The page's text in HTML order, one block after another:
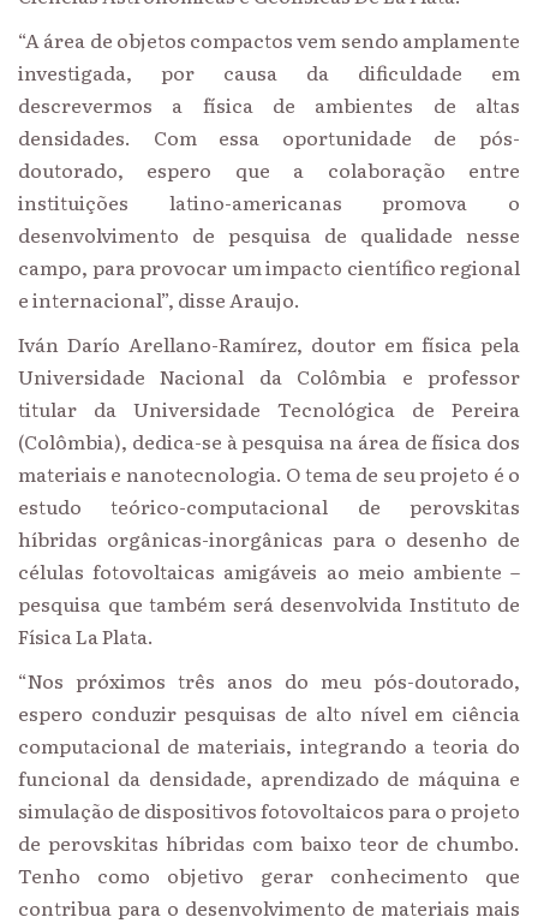
“A área de objetos compactos vem sendo amplamente
investigada, por causa da dificuldade em
descrevermos a física de ambientes de altas
densidades. Com essa oportunidade de pós-
doutorado, espero que a colaboração entre
instituições latino-americanas promova o
desenvolvimento de pesquisa de qualidade nesse
campo, para provocar um impacto científico regional
e internacional”, disse Araujo.
Iván Darío Arellano-Ramírez, doutor em física pela
Universidade Nacional da Colômbia e professor
titular da Universidade Tecnológica de Pereira
(Colômbia), dedica-se à pesquisa na área de física dos
materiais e nanotecnologia. O tema de seu projeto é o
estudo teórico-computacional de perovskitas
híbridas orgânicas-inorgânicas para o desenho de
células fotovoltaicas amigáveis ao meio ambiente –
pesquisa que também será desenvolvida Instituto de
Física La Plata.
“Nos próximos três anos do meu pós-doutorado,
espero conduzir pesquisas de alto nível em ciência
computacional de materiais, integrando a teoria do
funcional da densidade, aprendizado de máquina e
simulação de dispositivos fotovoltaicos para o projeto
de perovskitas híbridas com baixo teor de chumbo.
Tenho como objetivo gerar conhecimento que
contribua para o desenvolvimento de materiais mais